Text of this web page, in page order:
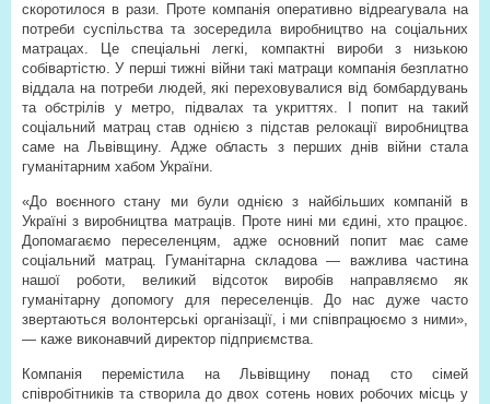
скоротилося в рази. Проте компанія оперативно відреагувала на
потреби суспільства та зосередила виробництво на соціальних
матрацах. Це спеціальні легкі, компактні вироби з низькою
собівартістю. У перші тижні війни такі матраци компанія безплатно
віддала на потреби людей, які переховувалися від бомбардувань
та обстрілів у метро, підвалах та укриттях. І попит на такий
соціальний матрац став однією з підстав релокації виробництва
саме на Львівщину. Адже область з перших днів війни стала
гуманітарним хабом України.
«До воєнного стану ми були однією з найбільших компаній в
Україні з виробництва матраців. Проте нині ми єдині, хто працює.
Допомагаємо переселенцям, адже основний попит має саме
соціальний матрац. Гуманітарна складова — важлива частина
нашої роботи, великий відсоток виробів направляємо як
гуманітарну допомогу для переселенців. До нас дуже часто
звертаються волонтерські організації, і ми співпрацюємо з ними»,
— каже виконавчий директор підприємства.
Компанія перемістила на Львівщину понад сто сімей
співробітників та створила до двох сотень нових робочих місць у